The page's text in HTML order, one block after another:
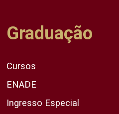
Graduação
Cursos
ENADE
Ingresso Especial